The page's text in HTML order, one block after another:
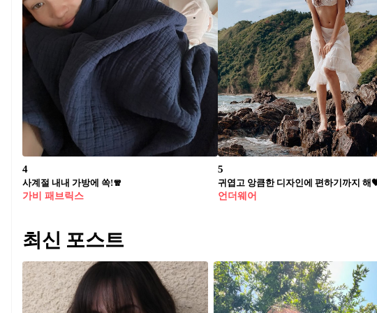
4
사계절 내내 가방에 쏙!🧣
가비 패브릭스
5
귀엽고 앙큼한 디자인에 편하기까지 해
언더웨어
최신 포스트